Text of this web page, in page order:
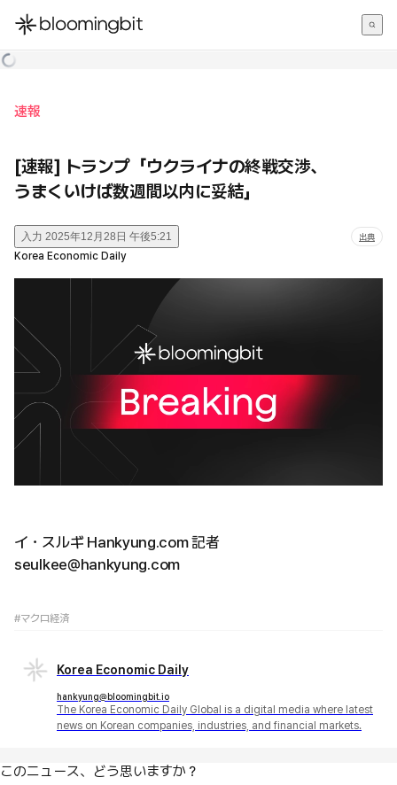
한국어
速報
[速報] トランプ「ウクライナの終戦交渉、
うまくいけば数週間以内に妥結」
入力 2025年12月28日 午後5:21 出典
Korea Economic Daily
イ・スルギ Hankyung.com 記者
seulkee@hankyung.com
#マクロ経済
Korea Economic Daily
hankyung@bloomingbit.io
The Korea Economic Daily Global is a digital media where latest
news on Korean companies, industries, and financial markets.
このニュース、どう思いますか？